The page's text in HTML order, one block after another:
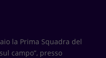
la Prima Squadra del
campo”, presso